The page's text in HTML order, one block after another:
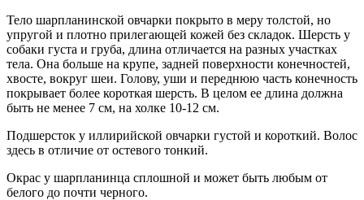
Тело шарпланинской овчарки покрыто в меру толстой, но
упругой и плотно прилегающей кожей без складок. Шерсть у
собаки густа и груба, длина отличается на разных участках
тела. Она больше на крупе, задней поверхности конечностей,
хвосте, вокруг шеи. Голову, уши и переднюю часть конечность
покрывает более короткая шерсть. В целом ее длина должна
быть не менее 7 см, на холке 10-12 см.
Подшерсток у иллирийской овчарки густой и короткий. Волос
здесь в отличие от остевого тонкий.
Окрас у шарпланинца сплошной и может быть любым от
белого до почти черного.